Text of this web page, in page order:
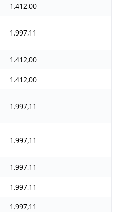
1.412,00
1.997,11
1.412,00
1.412,00
1.997,11
1.997,11
1.997,11
1.997,11
1.997,11